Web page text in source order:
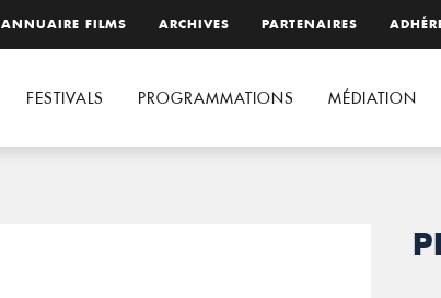
ANNUAIRE FILMS ARCHIVES PARTENAIRES
FESTIVALS PROGRAMMATIONS MÉDIATION